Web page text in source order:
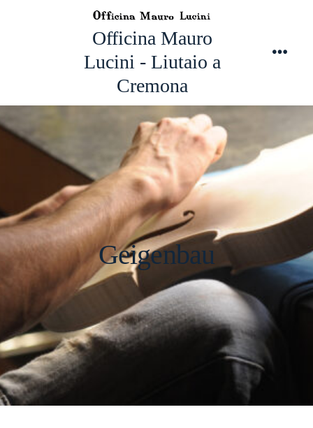
Officina Mauro
Lucini - Liutaio a
Cremona
Geigenbau